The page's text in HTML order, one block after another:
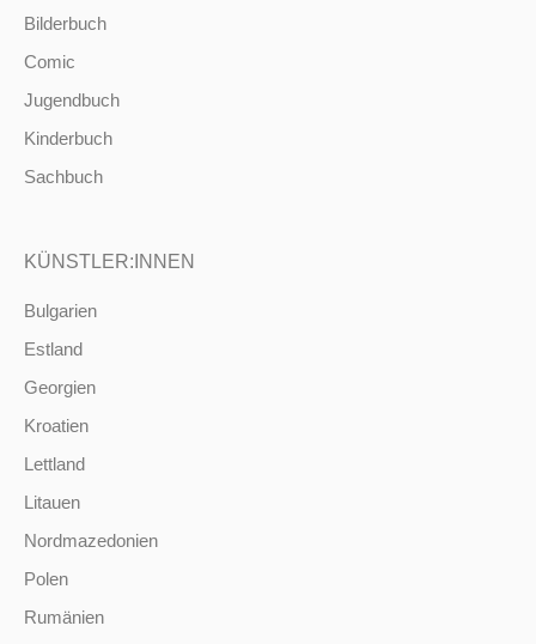
Bilderbuch
Comic
Jugendbuch
Kinderbuch
Sachbuch
KÜNSTLER:INNEN
Bulgarien
Estland
Georgien
Kroatien
Lettland
Litauen
Nordmazedonien
Polen
Rumänien